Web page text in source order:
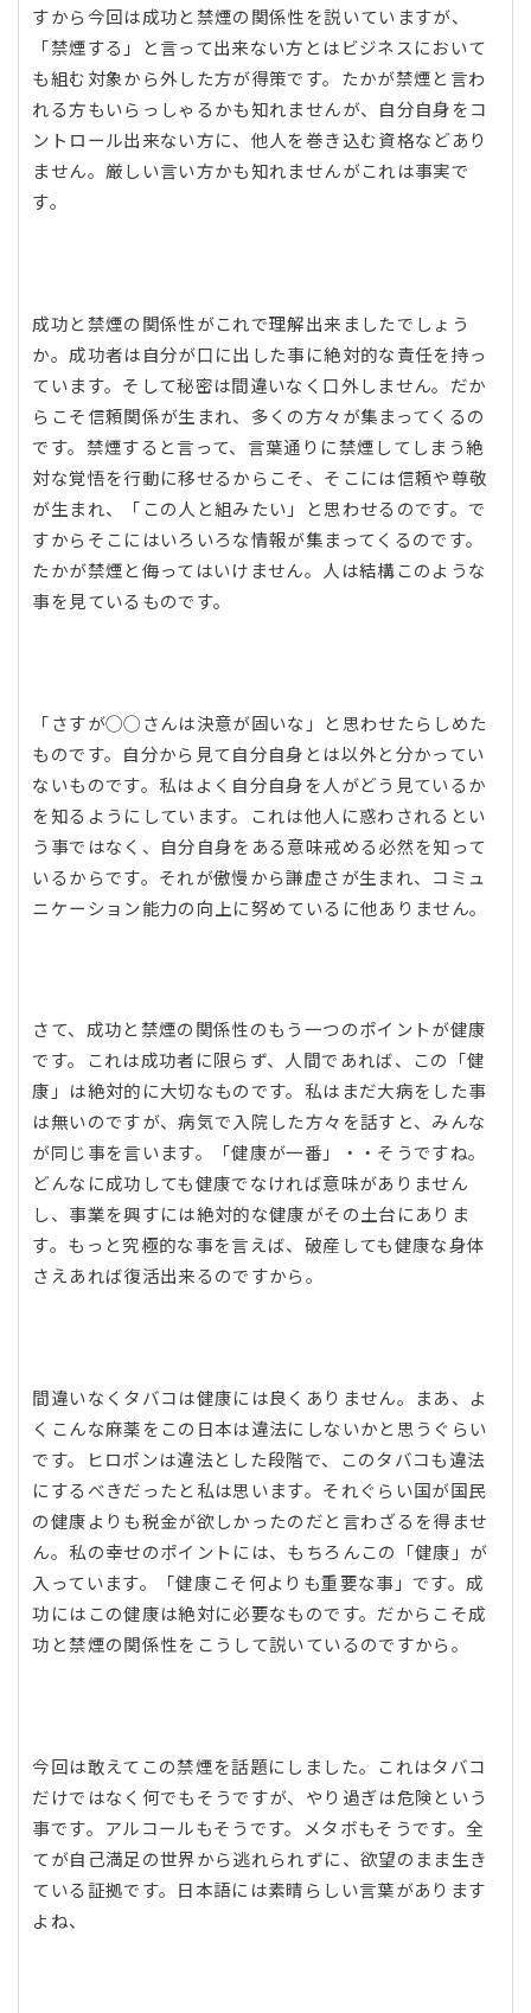
すから今回は成功と禁煙の関係性を説いていますが、
「禁煙する」と言って出来ない方とはビジネスにおいて
も組む対象から外した方が得策です。たかが禁煙と言わ
れる方もいらっしゃるかも知れませんが、自分自身をコ
ントロール出来ない方に、他人を巻き込む資格などあり
ません。厳しい言い方かも知れませんがこれは事実で
す。
成功と禁煙の関係性がこれで理解出来ましたでしょう
か。成功者は自分が口に出した事に絶対的な責任を持っ
ています。そして秘密は間違いなく口外しません。だか
らこそ信頼関係が生まれ、多くの方々が集まってくるの
です。禁煙すると言って、言葉通りに禁煙してしまう絶
対な覚悟を行動に移せるからこそ、そこには信頼や尊敬
が生まれ、「この人と組みたい」と思わせるのです。で
すからそこにはいろいろな情報が集まってくるのです。
たかが禁煙と侮ってはいけません。人は結構このような
事を見ているものです。
「さすが◯◯さんは決意が固いな」と思わせたらしめた
ものです。自分から見て自分自身とは以外と分かってい
ないものです。私はよく自分自身を人がどう見ているか
を知るようにしています。これは他人に惑わされるとい
う事ではなく、自分自身をある意味戒める必然を知って
いるからです。それが傲慢から謙虚さが生まれ、コミュ
ニケーション能力の向上に努めているに他ありません。
さて、成功と禁煙の関係性のもう一つのポイントが健康
です。これは成功者に限らず、人間であれば、この「健
康」は絶対的に大切なものです。私はまだ大病をした事
は無いのですが、病気で入院した方々を話すと、みんな
が同じ事を言います。「健康が一番」・・そうですね。
どんなに成功しても健康でなければ意味がありません
し、事業を興すには絶対的な健康がその土台にありま
す。もっと究極的な事を言えば、破産しても健康な身体
さえあれば復活出来るのですから。
間違いなくタバコは健康には良くありません。まあ、よ
くこんな麻薬をこの日本は違法にしないかと思うぐらい
です。ヒロポンは違法とした段階で、このタバコも違法
にするべきだったと私は思います。それぐらい国が国民
の健康よりも税金が欲しかったのだと言わざるを得ませ
ん。私の幸せのポイントには、もちろんこの「健康」が
入っています。「健康こそ何よりも重要な事」です。成
功にはこの健康は絶対に必要なものです。だからこそ成
功と禁煙の関係性をこうして説いているのですから。
今回は敢えてこの禁煙を話題にしました。これはタバコ
だけではなく何でもそうですが、やり過ぎは危険という
事です。アルコールもそうです。メタボもそうです。全
てが自己満足の世界から逃れられずに、欲望のまま生き
ている証拠です。日本語には素晴らしい言葉があります
よね、